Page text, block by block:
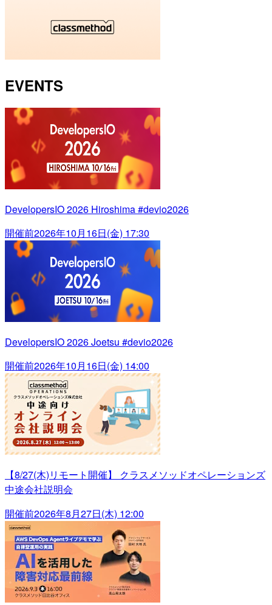
EVENTS
DevelopersIO 2026 Hiroshima #devio2026
開催前2026年10月16日(金) 17:30
DevelopersIO 2026 Joetsu #devio2026
開催前2026年10月16日(金) 14:00
【8/27(木)リモート開催】 クラスメソッドオペレーションズ
中途会社説明会
開催前2026年8月27日(木) 12:00